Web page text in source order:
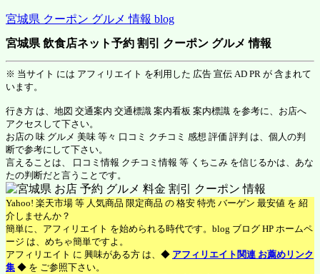
宮城県 クーポン グルメ 情報 blog
宮城県 飲食店ネット予約 割引 クーポン グルメ 情報
※ 当サイト には アフィリエイト を利用した 広告 宣伝 AD PR が 含まれて
います。
行き方 は、地図 交通案内 交通標識 案内看板 案内標識 を参考に、お店へ
アクセスして下さい。
お店の 味 グルメ 美味 等々 口コミ クチコミ 感想 評価 評判 は、個人の判
断で参考にして下さい。
言えることは、 口コミ情報 クチコミ情報 等 くちこみ を信じるかは、あな
たの判断だと言うことです。
Yahoo! 楽天市場 等 人気商品 限定商品 の 格安 特売 バーゲン 最安値 を 紹
介しませんか？
簡単に、アフィリエイト を始められる時代です。blog ブログ HP ホームペ
ージ は、めちゃ簡単ですよ。
アフィリエイト に 興味がある方 は、◆ アフィリエイト関連 お薦めリンク
集 ◆ を ご参照下さい。